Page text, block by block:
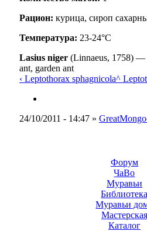
Рацион: курица, сироп
Температура: 23-24°C
Lasius niger (Linnaeus, 1758) —
ant, garden ant
‹ Leptothorax sphagnicola^
24/10/2011 - 14:47 »
Форум
ЧаВо
Муравьи
Муравьи
Мастерская
Каталог